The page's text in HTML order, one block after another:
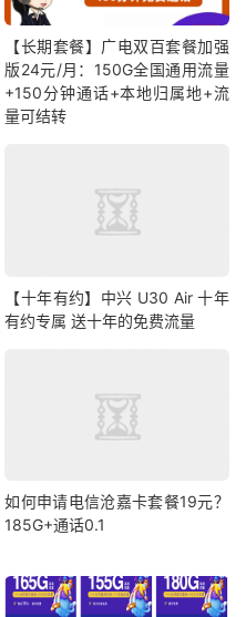
【长期套餐】广电双百套餐加强
版24元/月：150G全国通用流量
+150分钟通话+本地归属地+流
量可结转
【十年有约】中兴 U30 Air 十年
有约专属 送十年的免费流量
如何申请电信沧嘉卡套餐19元？
185G+通话0.1